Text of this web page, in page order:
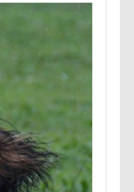
ンズ像
ンコクッキー
レイちゃん
ビーくん